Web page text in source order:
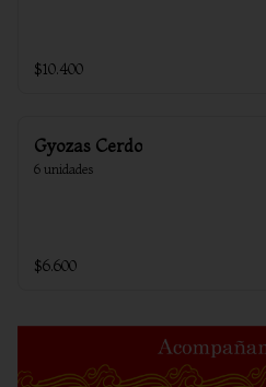
$10.400
Gyozas Cerdo
6 unidades
$6.600